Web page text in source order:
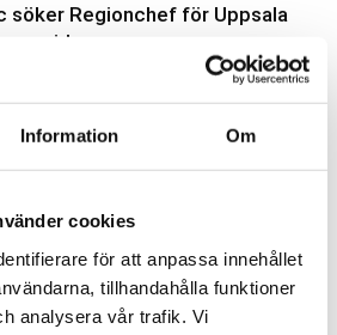
Information Om
cookies
för att anpassa innehållet
tillhandahålla funktioner
analysera vår trafik. Vi
söker Regionchef för Uppsala
omnejd
- Annons -